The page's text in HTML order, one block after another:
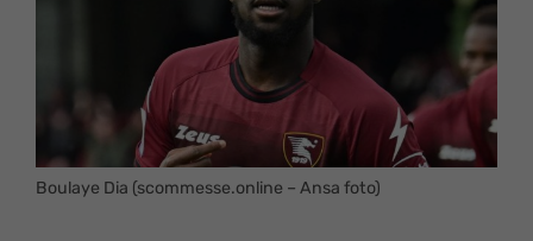
Boulaye Dia (scommesse.online – Ansa foto)